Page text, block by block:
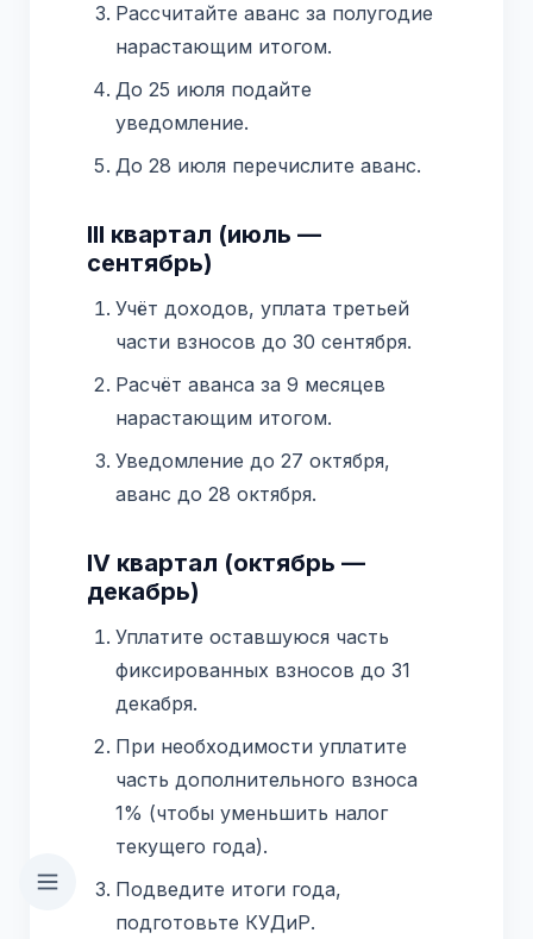
Рассчитайте аванс за полугодие
нарастающим итогом.
До 25 июля подайте
уведомление.
До 28 июля перечислите аванс.
III квартал (июль —
сентябрь)
Учёт доходов, уплата третьей
части взносов до 30 сентября.
Расчёт аванса за 9 месяцев
нарастающим итогом.
Уведомление до 27 октября,
аванс до 28 октября.
IV квартал (октябрь —
декабрь)
Уплатите оставшуюся часть
фиксированных взносов до 31
декабря.
При необходимости уплатите
часть дополнительного взноса
1% (чтобы уменьшить налог
текущего года).
Подведите итоги года,
подготовьте КУДиР.